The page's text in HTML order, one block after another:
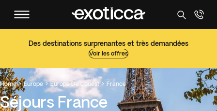
Des destinations surprenantes et très demandées
Voir les offres
Home  Europe  Europe De L’ouest  France
Séjours France